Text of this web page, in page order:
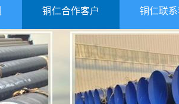
铜仁合作客户 铜仁联系